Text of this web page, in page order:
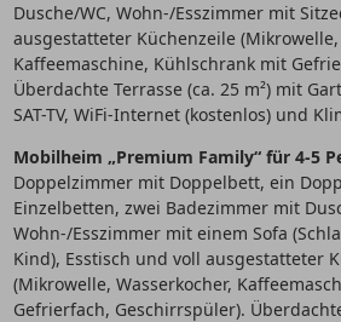
Dusche/WC, Wohn-/Esszimmer mit
ausgestatteter Küchenzeile (Mikrowelle,
Kaffeemaschine, Kühlschrank mit
Überdachte Terrasse (ca. 25 m²) mit
SAT-TV, WiFi-Internet (kostenlos) und
Mobilheim „Premium Family“ für 4-5
Doppelzimmer mit Doppelbett, ein
Einzelbetten, zwei Badezimmer mit
Wohn-/Esszimmer mit einem Sofa
Kind), Esstisch und voll ausgestatteter
(Mikrowelle, Wasserkocher,
Gefrierfach, Geschirrspüler).